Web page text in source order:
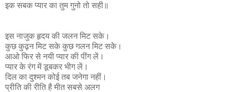
इक सबक प्यार का तुम गुनो तो सही॥
इस नाजुक हृदय की जलन मिट सके।
कुछ कुढ़न मिट सके कुछ गलन मिट सके।
आओ फिर से नयी प्यार की पींग लें।
प्यार के रंग में डूबकर भीग लें।
दिल का दुश्मन कोई तब जनेगा नहीं।
प्रीति की रीति है मीत सबसे अलग